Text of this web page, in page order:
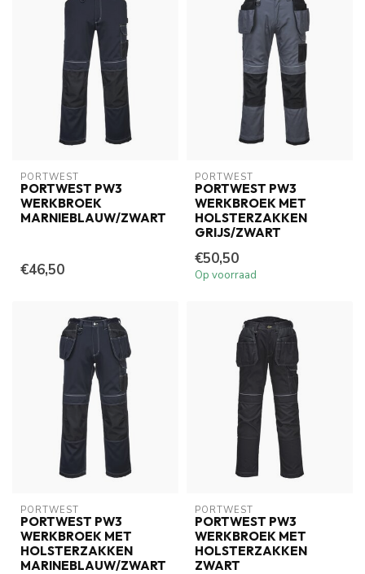
PORTWEST
PORTWEST PW3
WERKBROEK
MARNIEBLAUW/ZWART
€46,50
PORTWEST
PORTWEST PW3
WERKBROEK MET
HOLSTERZAKKEN
GRIJS/ZWART
€50,50
Op voorraad
PORTWEST
PORTWEST PW3
WERKBROEK MET
HOLSTERZAKKEN
MARINEBLAUW/ZWART
PORTWEST
PORTWEST PW3
WERKBROEK MET
HOLSTERZAKKEN
ZWART